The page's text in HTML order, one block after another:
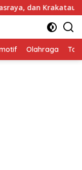
dan Krakatau Steel
Olahraga